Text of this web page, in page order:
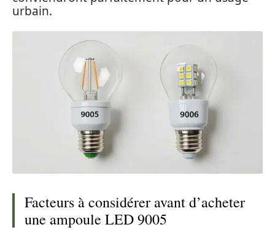
urbain.
Facteurs à considérer avant d’acheter
une ampoule LED 9005